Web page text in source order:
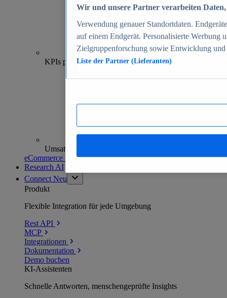
70+
KPIs pro Shop
Umsatzanalysen und -prognosen
eCommerce Insights entdecken
Research AI
Connect Neu
Produkt
Flexible Integration für jede Umgebung
Rest API
MCP
Integrationen
Dokumentation
Demo buchen
KI-Assistenten
Schnelle Antworten, menschengeprüfte Insights
Wir und unsere Partner verarbeiten
Verwendung genauer Standortdaten.
auf einem Endgerät. Personalisierte Werbung
Zielgruppenforschung sowie Entwicklung
Liste der Partner (Lieferanten)